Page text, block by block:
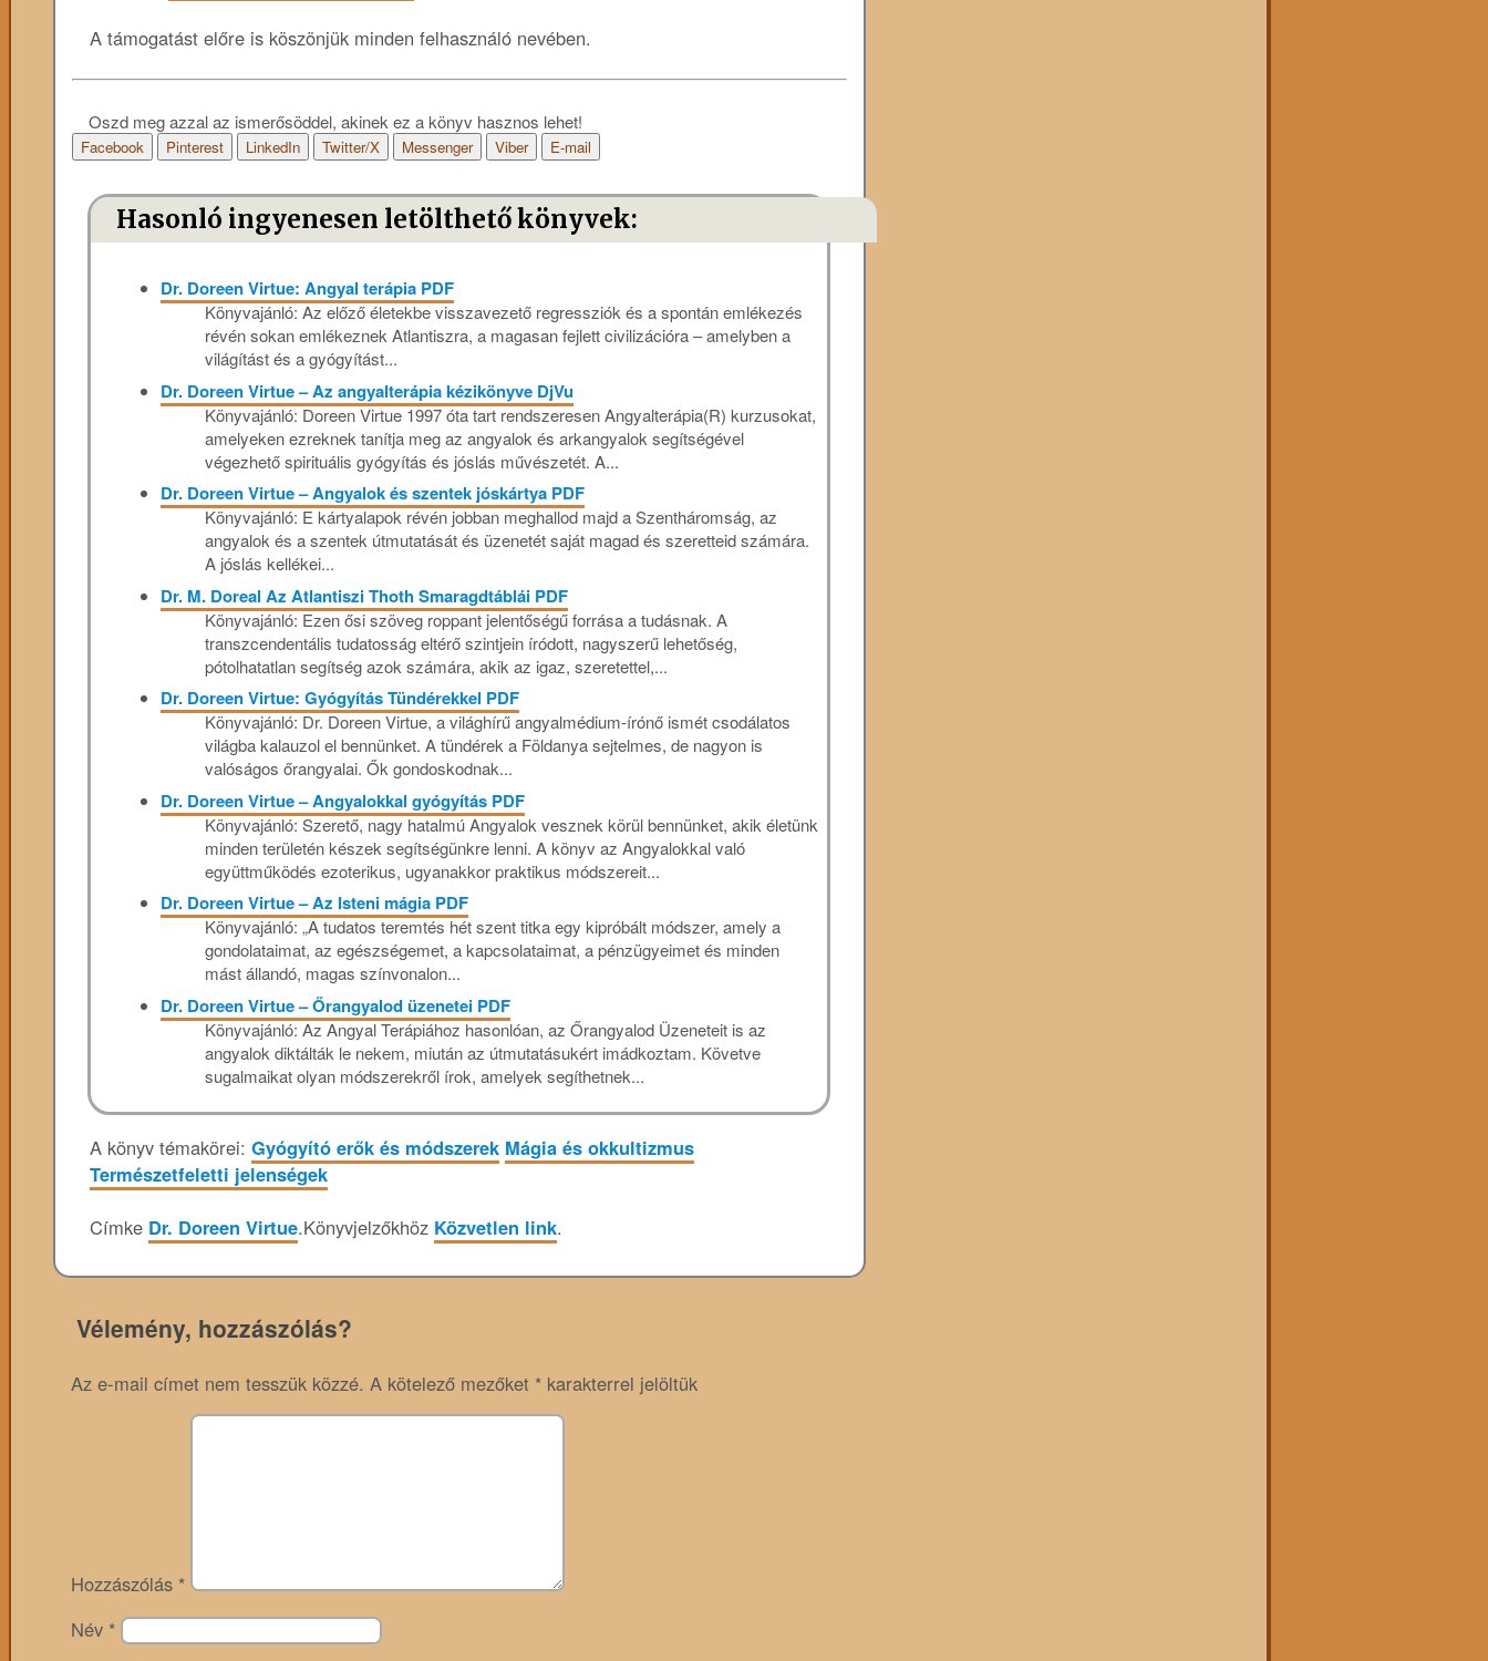
A támogatást előre is köszönjük minden felhasználó nevében.
Oszd meg azzal az ismerősöddel, akinek ez a könyv hasznos lehet!
Facebook Pinterest LinkedIn Twitter/X Messenger Viber E-mail
Hasonló ingyenesen letölthető könyvek:
Dr. Doreen Virtue: Angyal terápia PDF
Könyvajánló: Az előző életekbe visszavezető regressziók és a spontán emlékezés
révén sokan emlékeznek Atlantiszra, a magasan fejlett civilizációra – amelyben a
világítást és a gyógyítást...
Dr. Doreen Virtue – Az angyalterápia kézikönyve DjVu
Könyvajánló: Doreen Virtue 1997 óta tart rendszeresen Angyalterápia(R) kurzusokat,
amelyeken ezreknek tanítja meg az angyalok és arkangyalok segítségével
végezhető spirituális gyógyítás és jóslás művészetét. A...
Dr. Doreen Virtue – Angyalok és szentek jóskártya PDF
Könyvajánló: E kártyalapok révén jobban meghallod majd a Szentháromság, az
angyalok és a szentek útmutatását és üzenetét saját magad és szeretteid számára.
A jóslás kellékei...
Dr. M. Doreal Az Atlantiszi Thoth Smaragdtáblái PDF
Könyvajánló: Ezen ősi szöveg roppant jelentőségű forrása a tudásnak. A
transzcendentális tudatosság el­térő szintjein íródott, nagyszerű lehetőség,
pótolhatatlan segítség azok számára, akik az igaz, szeretettel,...
Dr. Doreen Virtue: Gyógyítás Tündérekkel PDF
Könyvajánló: Dr. Doreen Virtue, a világhírű angyalmédium-írónő ismét csodálatos
világba kalauzol el bennünket. A tündérek a Földanya sejtelmes, de nagyon is
valóságos őrangyalai. Ők gondoskodnak...
Dr. Doreen Virtue – Angyalokkal gyógyítás PDF
Könyvajánló: Szerető, nagy hatalmú Angyalok vesznek körül bennünket, akik életünk
minden területén készek segítségünkre lenni. A könyv az Angyalokkal való
együttműködés ezoterikus, ugyanakkor praktikus módszereit...
Dr. Doreen Virtue – Az Isteni mágia PDF
Könyvajánló: „A tudatos teremtés hét szent titka egy kipróbált módszer, amely a
gondolataimat, az egészségemet, a kapcsolataimat, a pénzügyeimet és minden
mást állandó, magas színvonalon...
Dr. Doreen Virtue – Őrangyalod üzenetei PDF
Könyvajánló: Az Angyal Terápiához hasonlóan, az Őrangyalod Üzeneteit is az
angyalok diktálták le nekem, miután az útmutatásukért imádkoztam. Követve
sugalmaikat olyan módszerekről írok, amelyek segíthetnek...
A könyv témakörei: Gyógyító erők és módszerek Mágia és okkultizmus
Természetfeletti jelenségek
Címke Dr. Doreen Virtue.Könyvjelzőkhöz Közvetlen link.
Vélemény, hozzászólás?
Az e-mail címet nem tesszük közzé. A kötelező mezőket * karakterrel jelöltük
Hozzászólás *
Név *